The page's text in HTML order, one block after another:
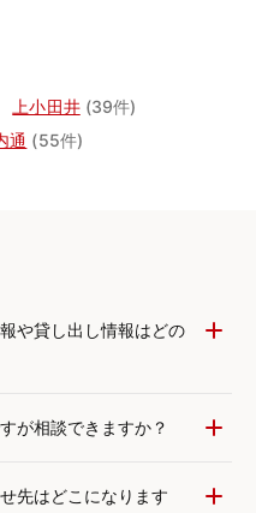
上小田井 (39件)
通 (55件)
や貸し出し情報はどの
が相談できますか？
先はどこになります